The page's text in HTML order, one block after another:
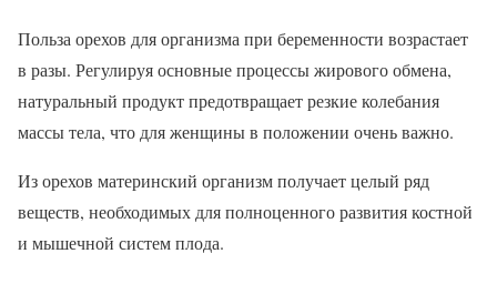
Польза орехов для организма при беременности возрастает
в разы. Регулируя основные процессы жирового обмена,
натуральный продукт предотвращает резкие колебания
массы тела, что для женщины в положении очень важно.
Из орехов материнский организм получает целый ряд
веществ, необходимых для полноценного развития костной
и мышечной систем плода.